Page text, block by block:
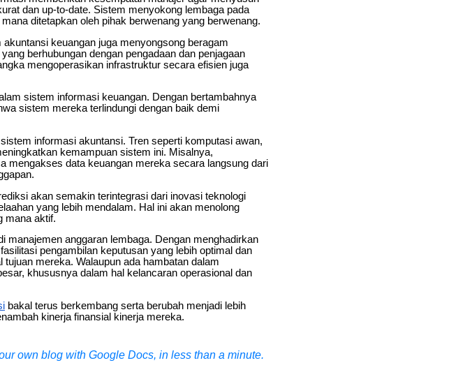
dan up-to-date. Sistem menyokong lembaga pada
ditetapkan oleh pihak berwenang yang berwenang.
keuangan juga menyongsong beragam
berhubungan dengan pengadaan dan penjagaan
mengoperasikan infrastruktur secara efisien juga
sistem informasi keuangan. Dengan bertambahnya
sistem mereka terlindungi dengan baik demi
informasi akuntansi. Tren seperti komputasi awan,
kemampuan sistem ini. Misalnya,
mengakses data keuangan mereka secara langsung dari
akan semakin terintegrasi dari inovasi teknologi
yang lebih mendalam. Hal ini akan menolong
mana aktif.
manajemen anggaran lembaga. Dengan menghadirkan
pengambilan keputusan yang lebih optimal dan
mereka. Walaupun ada hambatan dalam
khususnya dalam hal kelancaran operasional dan
bakal terus berkembang serta berubah menjadi lebih
kinerja finansial kinerja mereka.
own blog with Google Docs, in less than a minute.